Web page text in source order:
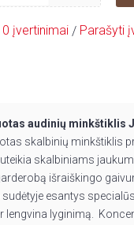
0 įvertinimai / Parašyti
audinių minkštiklis
skalbinių minkštiklis
skalbiniams
išraiškingo
esantys
lengvina lyginimą.